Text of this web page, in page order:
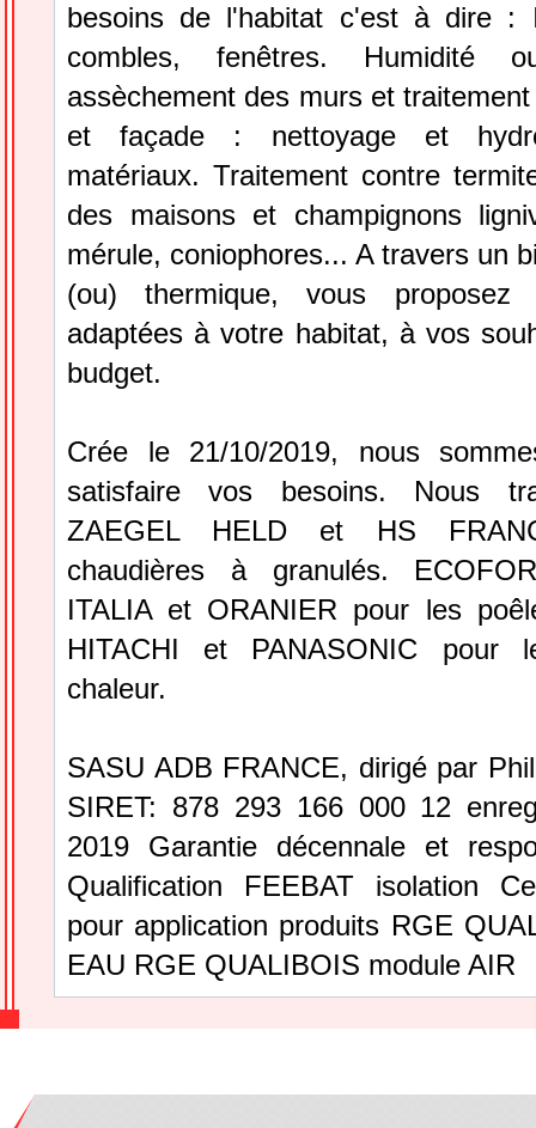
besoins de l'habitat c'est à dire :
combles, fenêtres. Humidité
assèchement des murs et
et façade : nettoyage et
matériaux. Traitement contre
des maisons et champignons
mérule, coniophores... A travers un
(ou) thermique, vous proposez
adaptées à votre habitat, à vos
budget.
Crée le 21/10/2019, nous
satisfaire vos besoins. Nous
ZAEGEL HELD et HS
chaudières à granulés.
ITALIA et ORANIER pour les
HITACHI et PANASONIC pour
chaleur.
SASU ADB FRANCE, dirigé par
SIRET: 878 293 166 000 12
2019 Garantie décennale et
Qualification FEEBAT isolation
pour application produits RGE
EAU RGE QUALIBOIS module AIR